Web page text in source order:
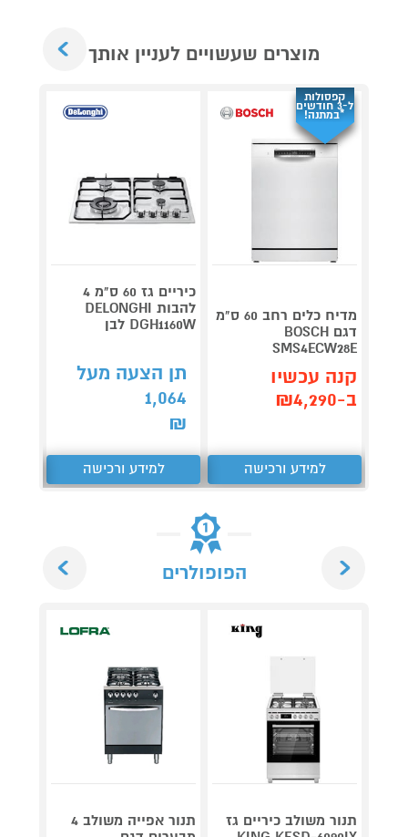
מוצרים שעשויים לעניין אותך
קפסולות
ל-3 חודשים
*במתנה!
מדיח כלים רחב 60 ס"מ
דגם BOSCH
SMS4ECW28E
קנה עכשיו
ב-₪4,290
למידע ורכישה
כיריים גז 60 ס"מ 4
להבות DELONGHI
DGH1160W לבן
תן הצעה מעל
1,064
₪
למידע ורכישה
הפופולרים
תנור משולב כיריים גז
תנור אפייה משולב 4